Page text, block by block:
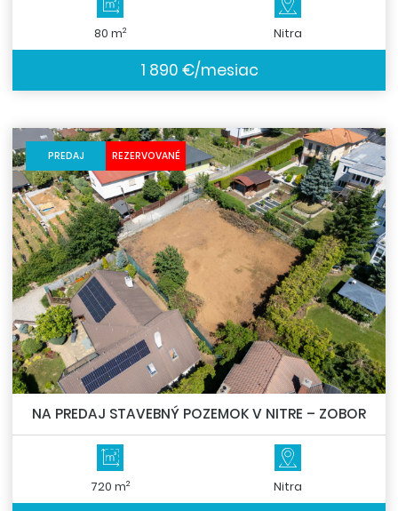
80 m2 Nitra
1 890 €/mesiac
PREDAJ REZERVOVANÉ
NA PREDAJ STAVEBNÝ POZEMOK V NITRE – ZOBOR
720 m2 Nitra